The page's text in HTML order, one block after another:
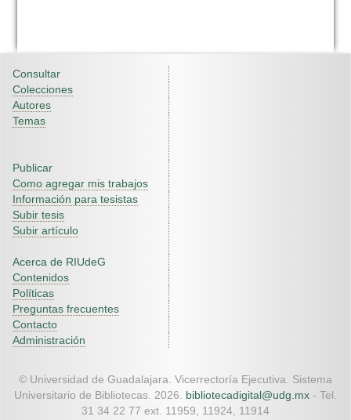
Consultar
Colecciones
Autores
Temas
Publicar
Como agregar mis trabajos
Información para tesistas
Subir tesis
Subir artículo
Acerca de RIUdeG
Contenidos
Políticas
Preguntas frecuentes
Contacto
Administración
© Universidad de Guadalajara. Vicerrectoría Ejecutiva. Sistema
Universitario de Bibliotecas. 2026. bibliotecadigital@udg.mx - Tel.
31 34 22 77 ext. 11959, 11924, 11914